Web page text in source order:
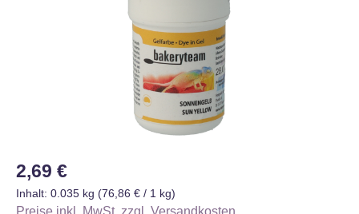
Regulärer Preis:
2,69 €
Inhalt: 0.035 kg (76,86 € / 1 kg)
Preise inkl. MwSt. zzgl. Versandkosten